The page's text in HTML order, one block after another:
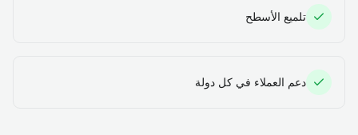
تلميع الأسطح
دعم العملاء في كل دولة